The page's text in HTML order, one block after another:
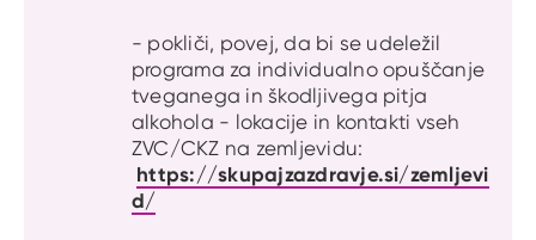
- pokliči, povej, da bi se udeležil
programa za individualno opuščanje
tveganega in škodljivega pitja
alkohola - lokacije in kontakti vseh
ZVC/CKZ na zemljevidu:
https://skupajzazdravje.si/zemljevi
d/